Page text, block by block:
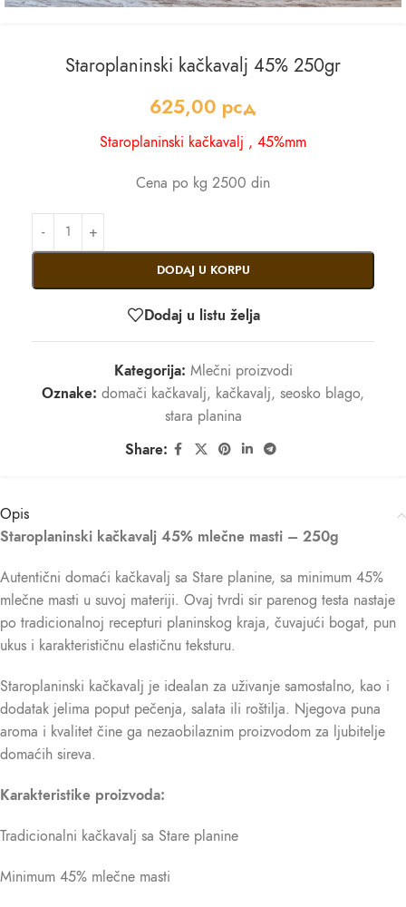
Staroplaninski kačkavalj 45% 250gr
625,00 рсд
Staroplaninski kačkavalj , 45%mm
Cena po kg 2500 din
DODAJ U KORPU
Dodaj u listu želja
Kategorija: Mlečni proizvodi
Oznake: domači kačkavalj, kačkavalj, seosko blago,
stara planina
Share:
Opis
Staroplaninski kačkavalj 45% mlečne masti – 250g
Autentični domaći kačkavalj sa Stare planine, sa minimum 45%
mlečne masti u suvoj materiji. Ovaj tvrdi sir parenog testa nastaje
po tradicionalnoj recepturi planinskog kraja, čuvajući bogat, pun
ukus i karakterističnu elastičnu teksturu.
Staroplaninski kačkavalj je idealan za uživanje samostalno, kao i
dodatak jelima poput pečenja, salata ili roštilja. Njegova puna
aroma i kvalitet čine ga nezaobilaznim proizvodom za ljubitelje
domaćih sireva.
Karakteristike proizvoda:
Tradicionalni kačkavalj sa Stare planine
Minimum 45% mlečne masti